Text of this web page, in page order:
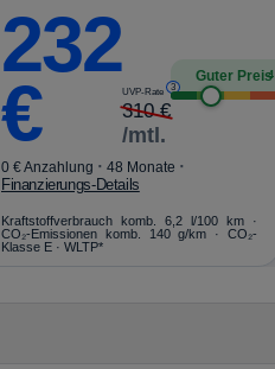
232
€ UVP-Rate 3
310€
/mtl.
Guter Preis4
0 € Anzahlung · 48 Monate ·
Finanzierungs-Details
Kraftstoffverbrauch komb. 6,2 l/100 km ·
CO₂-Emissionen komb. 140 g/km · CO₂-
Klasse E · WLTP*